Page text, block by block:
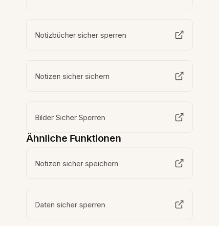
Notizbücher sicher sperren
Notizen sicher sichern
Bilder Sicher Sperren
Ähnliche Funktionen
Notizen sicher speichern
Daten sicher sperren